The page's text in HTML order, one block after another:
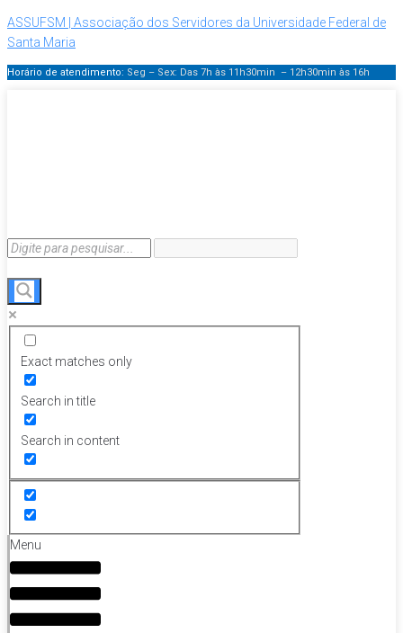
ASSUFSM | Associação dos Servidores da Universidade Federal de
Santa Maria
Horário de atendimento: Seg – Sex: Das 7h às 11h30min – 12h30min às 16h
Exact matches only
Search in title
Search in content
Menu